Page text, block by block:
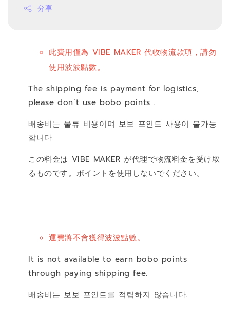
分享
此費用僅為 VIBE MAKER 代收物流款項，請勿
使用波波點數。
The shipping fee is payment for logistics,
please don’t use bobo points .
배송비는 물류 비용이며 보보 포인트 사용이 불가능
합니다.
この料金は VIBE MAKER が代理で物流料金を受け取
るものです。ポイントを使用しないでください。
運費將不會獲得波波點數。
It is not available to earn bobo points
through paying shipping fee.
배송비는 보보 포인트를 적립하지 않습니다.